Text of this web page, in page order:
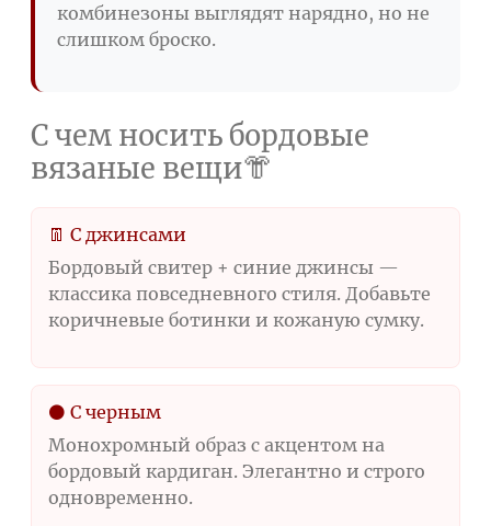
комбинезоны выглядят нарядно, но не
слишком броско.
С чем носить бордовые
вязаные вещи👘
👖 С джинсами
Бордовый свитер + синие джинсы —
классика повседневного стиля. Добавьте
коричневые ботинки и кожаную сумку.
⚫ С черным
Монохромный образ с акцентом на
бордовый кардиган. Элегантно и строго
одновременно.